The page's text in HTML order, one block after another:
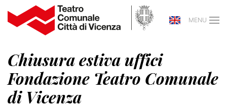
MENU
Chiusura estiva uffici
Fondazione Teatro Comunale
di Vicenza